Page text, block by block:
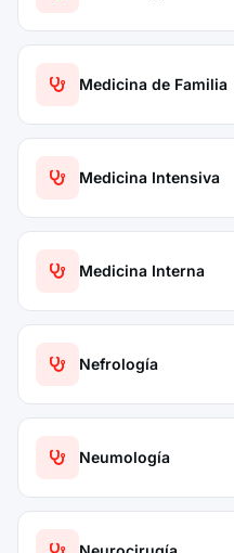
Medicina de Familia
Medicina Intensiva
Medicina Interna
Nefrología
Neumología